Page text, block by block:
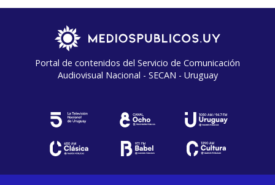
Portal de contenidos del Servicio de Comunicación
Audiovisual Nacional - SECAN - Uruguay